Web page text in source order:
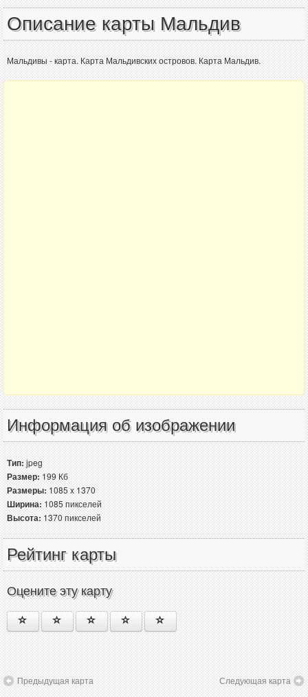
Описание карты Мальдив
Мальдивы - карта. Карта Мальдивских островов. Карта Мальдив.
Информация об изображении
Тип:jpeg
Размер:199 Кб
Размеры:1085 x 1370
Ширина:1085 пикселей
Высота:1370 пикселей
Рейтинг карты
Оцените эту карту
Предыдущая карта Следующая карта